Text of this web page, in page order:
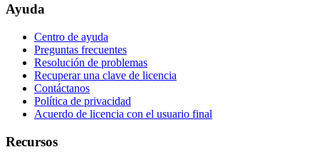
Ayuda
Centro de ayuda
Preguntas frecuentes
Resolución de problemas
Recuperar una clave de licencia
Contáctanos
Política de privacidad
Acuerdo de licencia con el usuario final
Recursos